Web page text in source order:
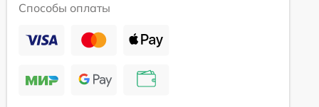
Способы оплаты